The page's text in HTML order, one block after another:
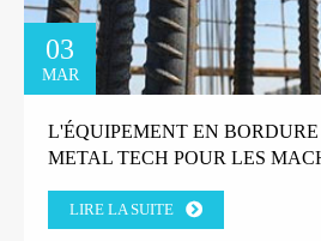
03
MAR
L'ÉQUIPEMENT EN
METAL TECH POUR LES
GRECQUE.
LIRE LA SUITE